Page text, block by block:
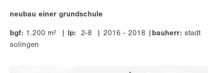
support
lorem ipsum dolor sit amet:
neubau einer grundschule
bgf: 1.200 m² | lp: 2-8 | 2016 - 2018 | bauherr: stadt
solingen